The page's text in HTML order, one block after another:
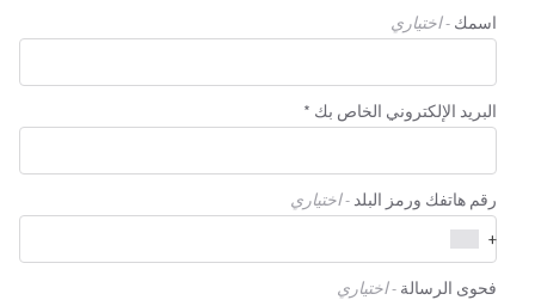
اسمك - اختياري
البريد الإلكتروني الخاص بك *
رقم هاتفك ورمز البلد - اختياري
+
فحوى الرسالة - اختياري